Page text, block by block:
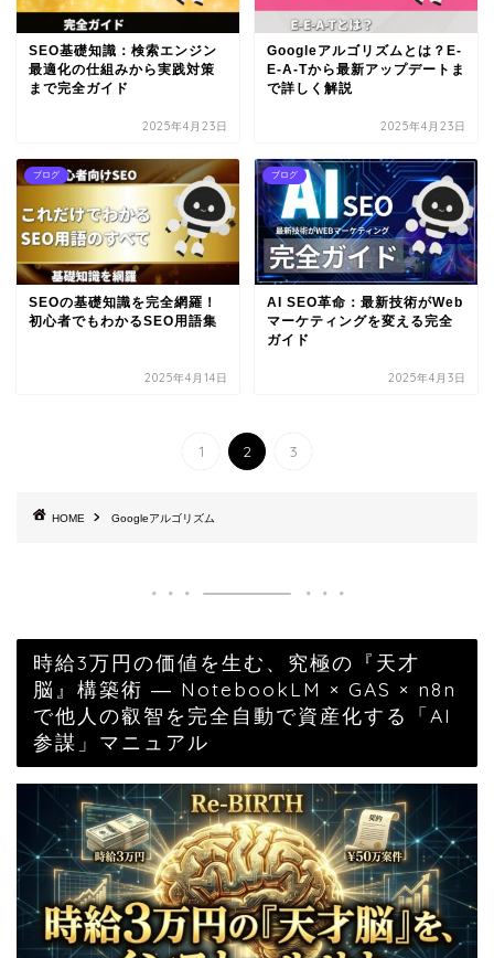
SEO基礎知識：検索エンジン
最適化の仕組みから実践対策
まで完全ガイド
2025年4月23日
Googleアルゴリズムとは？E-
E-A-Tから最新アップデートま
で詳しく解説
2025年4月23日
ブログ
SEOの基礎知識を完全網羅！
初心者でもわかるSEO用語集
2025年4月14日
ブログ
AI SEO革命：最新技術がWeb
マーケティングを変える完全
ガイド
2025年4月3日
1 2 3
HOME Googleアルゴリズム
時給3万円の価値を生む、究極の『天才
脳』構築術 ― NotebookLM × GAS × n8n
で他人の叡智を完全自動で資産化する「AI
参謀」マニュアル